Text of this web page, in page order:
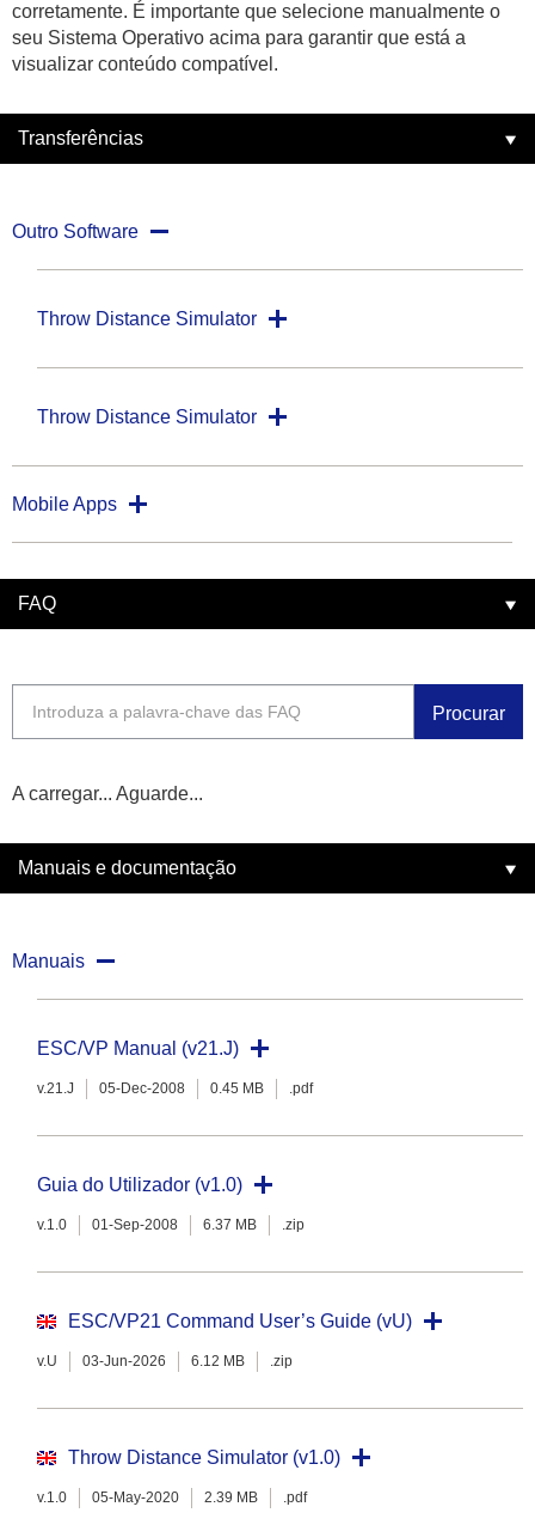
corretamente. É importante que selecione manualmente o
seu Sistema Operativo acima para garantir que está a
visualizar conteúdo compatível.
Transferências
Outro Software
Throw Distance Simulator
Throw Distance Simulator
Mobile Apps
FAQ
Procurar
A carregar... Aguarde...
Manuais e documentação
Manuais
ESC/VP Manual (v21.J)
v.21.J 05-Dec-2008 0.45 MB .pdf
Guia do Utilizador (v1.0)
v.1.0 01-Sep-2008 6.37 MB .zip
ESC/VP21 Command User’s Guide (vU)
v.U 03-Jun-2026 6.12 MB .zip
Throw Distance Simulator (v1.0)
v.1.0 05-May-2020 2.39 MB .pdf